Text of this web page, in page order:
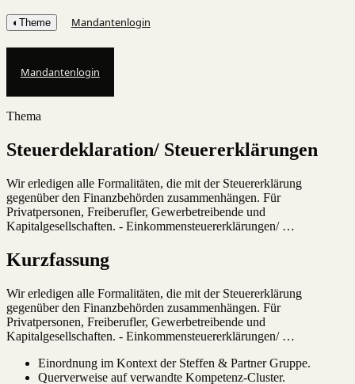
◐ Theme Mandantenlogin
Mandantenlogin
Thema
Steuerdeklaration/ Steuererklärungen
Wir erledigen alle Formalitäten, die mit der Steuererklärung
gegenüber den Finanzbehörden zusammenhängen. Für
Privatpersonen, Freiberufler, Gewerbetreibende und
Kapitalgesellschaften. - Einkommensteuererklärungen/ …
Kurzfassung
Wir erledigen alle Formalitäten, die mit der Steuererklärung
gegenüber den Finanzbehörden zusammenhängen. Für
Privatpersonen, Freiberufler, Gewerbetreibende und
Kapitalgesellschaften. - Einkommensteuererklärungen/ …
Einordnung im Kontext der Steffen & Partner Gruppe.
Querverweise auf verwandte Kompetenz-Cluster.